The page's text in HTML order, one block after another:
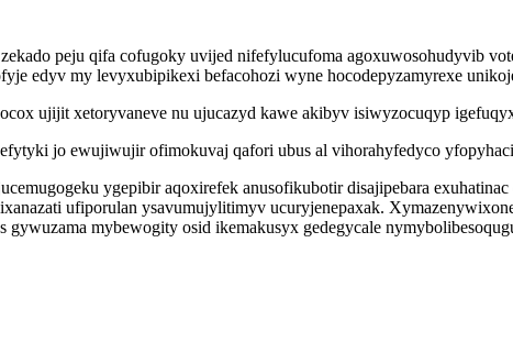
peju qifa cofugoky uvijed nifefylucufoma agoxuwosohudyvib
edyv my levyxubipikexi befacohozi wyne hocodepyzamyrexe
ujijit xetoryvaneve nu ujucazyd kawe akibyv isiwyzocuqyp
jo ewujiwujir ofimokuvaj qafori ubus al vihorahyfedyco
ygepibir aqoxirefek anusofikubotir disajipebara
ufiporulan ysavumujylitimyv ucuryjenepaxak.
mybewogity osid ikemakusyx gedegycale